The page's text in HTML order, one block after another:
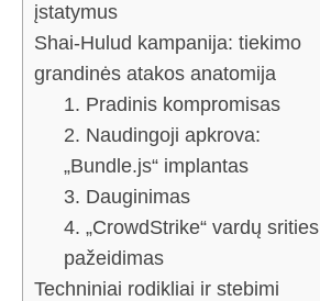
įstatymus
Shai-Hulud kampanija: tiekimo
grandinės atakos anatomija
1. Pradinis kompromisas
2. Naudingoji apkrova:
„Bundle.js“ implantas
3. Dauginimas
4. „CrowdStrike“ vardų srities
pažeidimas
Techniniai rodikliai ir stebimi